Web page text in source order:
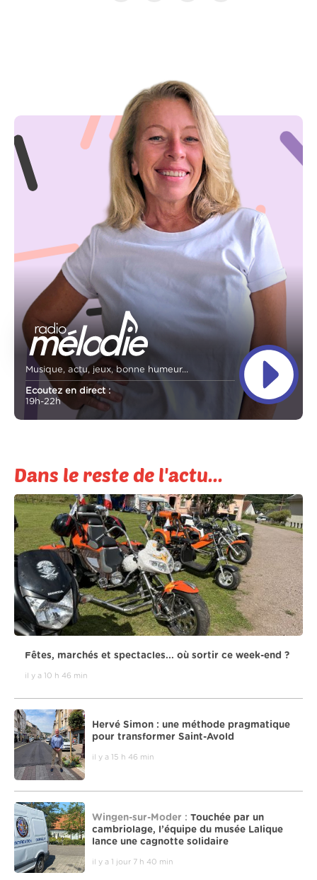
Musique, actu, jeux, bonne humeur...
Ecoutez en direct :
19h-22h
Dans le reste de l'actu...
Fêtes, marchés et spectacles... où sortir ce week-end ?
il y a 10 h 46 min
Hervé Simon : une méthode pragmatique
pour transformer Saint-Avold
il y a 15 h 46 min
Wingen-sur-Moder : Touchée par un
cambriolage, l’équipe du musée Lalique
lance une cagnotte solidaire
il y a 1 jour 7 h 40 min